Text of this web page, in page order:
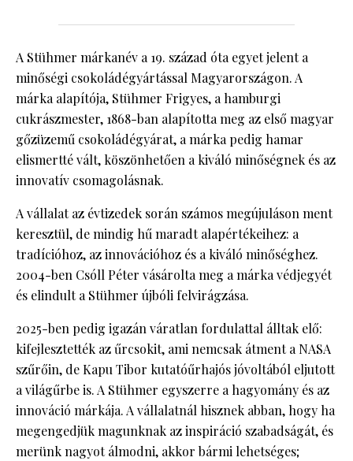
A Stühmer márkanév a 19. század óta egyet jelent a
minőségi csokoládégyártással Magyarországon. A
márka alapítója, Stühmer Frigyes, a hamburgi
cukrászmester, 1868-ban alapította meg az első magyar
gőzüzemű csokoládégyárat, a márka pedig hamar
elismertté vált, köszönhetően a kiváló minőségnek és az
innovatív csomagolásnak.
A vállalat az évtizedek során számos megújuláson ment
keresztül, de mindig hű maradt alapértékeihez: a
tradícióhoz, az innovációhoz és a kiváló minőséghez.
2004-ben Csóll Péter vásárolta meg a márka védjegyét
és elindult a Stühmer újbóli felvirágzása.
2025-ben pedig igazán váratlan fordulattal álltak elő:
kifejlesztették az űrcsokit, ami nemcsak átment a NASA
szűrőin, de Kapu Tibor kutatóűrhajós jóvoltából eljutott
a világűrbe is. A Stühmer egyszerre a hagyomány és az
innováció márkája. A vállalatnál hisznek abban, hogy ha
megengedjük magunknak az inspiráció szabadságát, és
merünk nagyot álmodni, akkor bármi lehetséges;